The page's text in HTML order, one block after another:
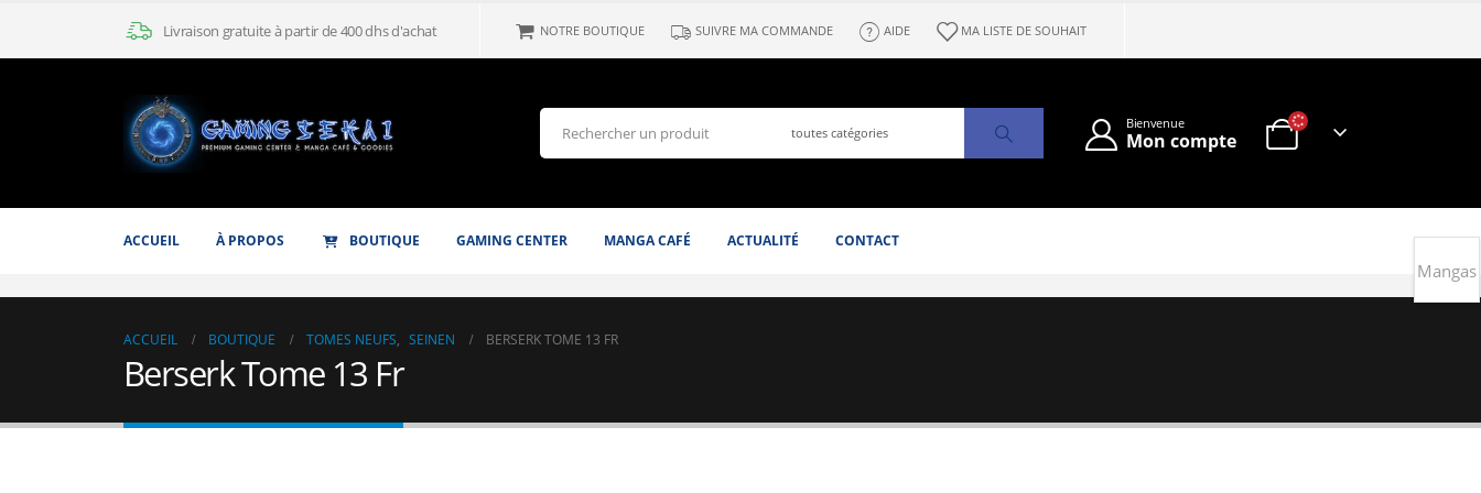
Livraison gratuite à partir de 400 dhs d'achat NOTRE BOUTIQUE SUIVRE MA COMMANDE AIDE MA LISTE DE SOUHAIT
Bienvenue
Mon compte
ACCUEIL À PROPOS BOUTIQUE GAMING CENTER MANGA CAFÉ ACTUALITÉ CONTACT
ACCUEIL BOUTIQUE TOMES NEUFS, SEINEN BERSERK TOME 13 FR
Berserk Tome 13 Fr
Mangas